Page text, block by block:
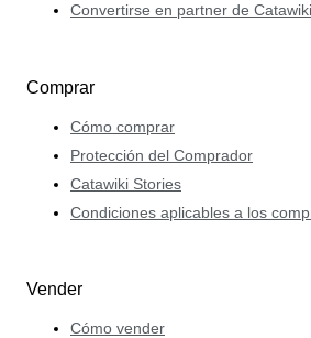
Convertirse en partner de Catawiki
Comprar
Cómo comprar
Protección del Comprador
Catawiki Stories
Condiciones aplicables a los
Vender
Cómo vender